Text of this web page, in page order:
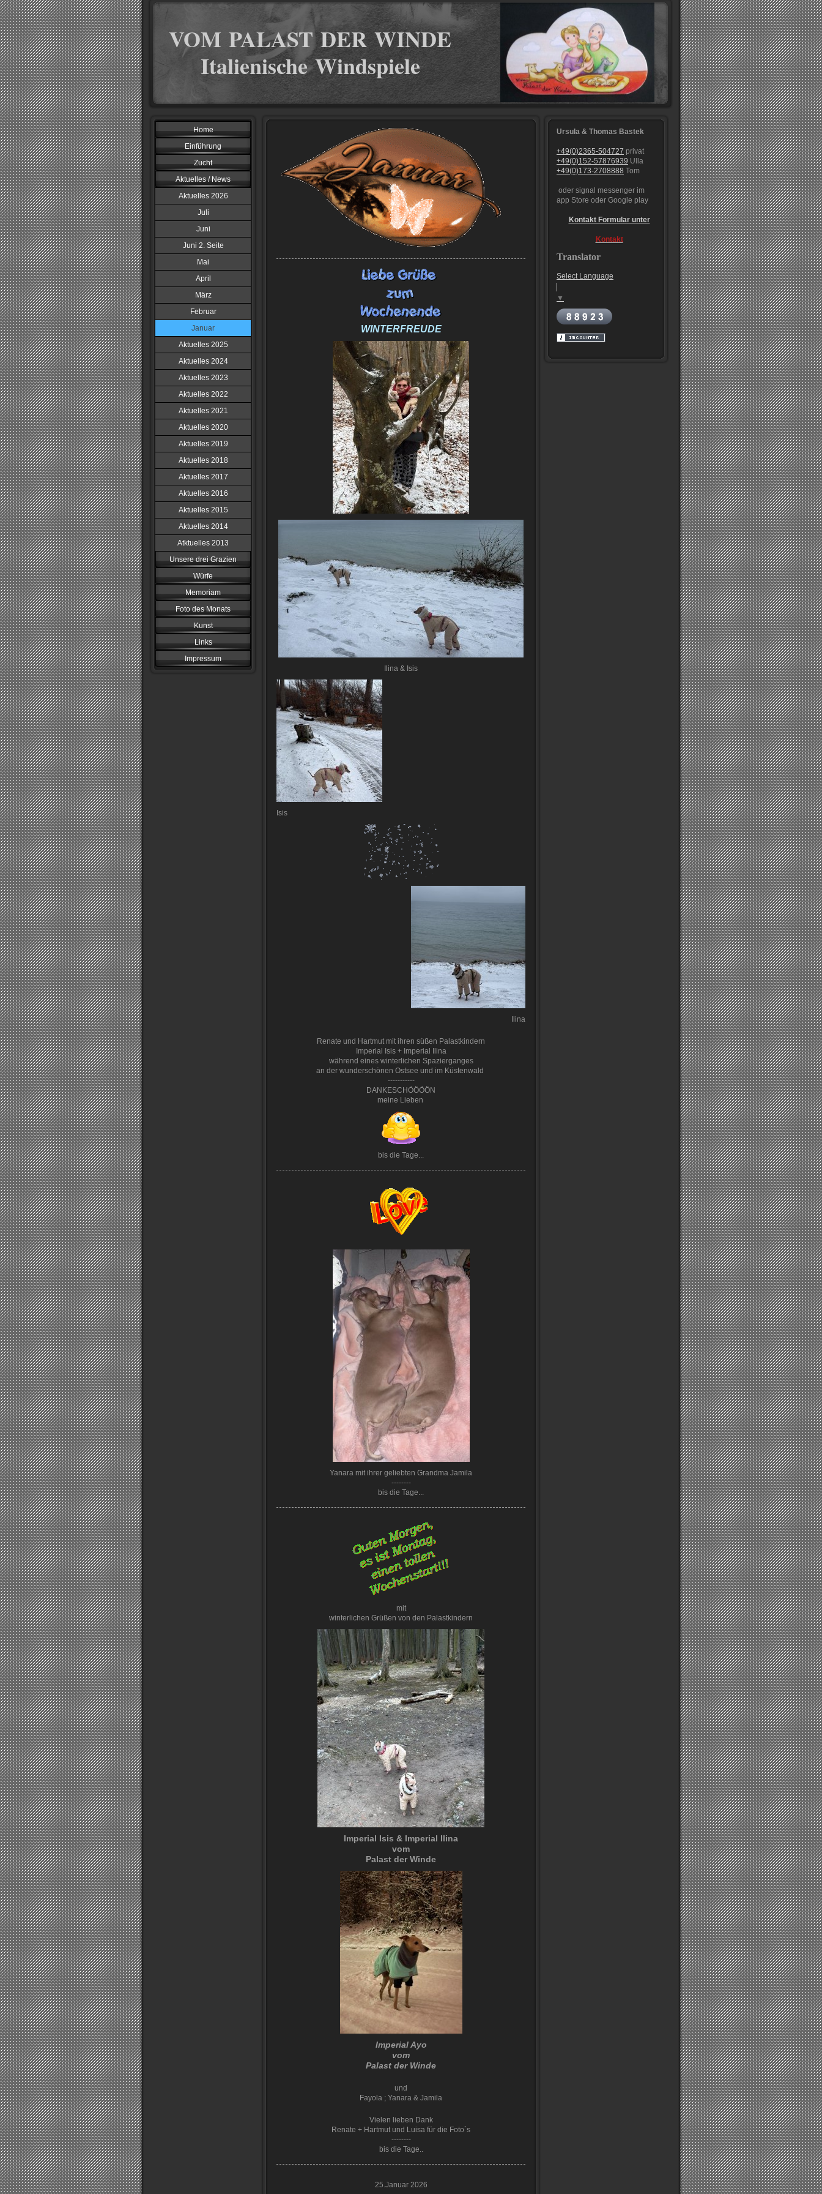
VOM PALAST DER WINDE
Italienische Windspiele
Home
Einführung
Zucht
Aktuelles / News
Aktuelles 2026
Juli
Juni
Juni 2. Seite
Mai
April
März
Februar
Januar
Aktuelles 2025
Aktuelles 2024
Aktuelles 2023
Aktuelles 2022
Aktuelles 2021
Aktuelles 2020
Aktuelles 2019
Aktuelles 2018
Aktuelles 2017
Aktuelles 2016
Aktuelles 2015
Aktuelles 2014
Atktuelles 2013
Unsere drei Grazien
Würfe
Memoriam
Foto des Monats
Kunst
Links
Impressum
WINTERFREUDE
Ilina & Isis
Isis
Ilina
Renate und Hartmut mit ihren süßen Palastkindern
Imperial Isis + Imperial Ilina
während eines winterlichen Spazierganges
an der wunderschönen Ostsee und im Küstenwald
-----------
DANKESCHÖÖÖÖN
meine Lieben
bis die Tage...
Yanara mit ihrer geliebten Grandma Jamila
--------
bis die Tage...
mit
winterlichen Grüßen von den Palastkindern
Imperial Isis & Imperial Ilina
vom
Palast der Winde
Imperial Ayo
vom
Palast der Winde
und
Fayola ; Yanara & Jamila
Vielen lieben Dank
Renate + Hartmut und Luisa für die Foto`s
--------
bis die Tage..
25.Januar 2026
Ursula & Thomas Bastek
+49(0)2365-504727 privat
+49(0)152-57876939 Ulla
+49(0)173-2708888 Tom
oder signal messenger im
app Store oder Google play
Kontakt Formular unter
Kontakt
Translator
Select Language
▼